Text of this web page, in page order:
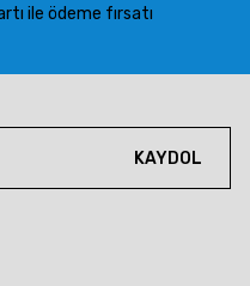
ile ödeme fırsatı
KAYDOL